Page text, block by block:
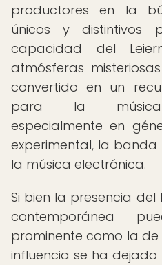
productores en la
únicos y distintivos
capacidad del
atmósferas
convertido en un
para la música
especialmente en
experimental, la
la música electrónica.
Si bien la presencia del
contemporánea
prominente como la de
influencia se ha